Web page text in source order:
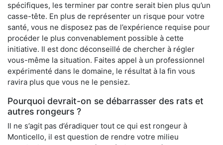
spécifiques, les terminer par contre serait bien plus qu’un
casse-tête. En plus de représenter un risque pour votre
santé, vous ne disposez pas de l’expérience requise pour
procéder le plus convenablement possible à cette
initiative. Il est donc déconseillé de chercher à régler
vous-même la situation. Faites appel à un professionnel
expérimenté dans le domaine, le résultat à la fin vous
ravira plus que vous ne le pensiez.
Pourquoi devrait-on se débarrasser des rats et
autres rongeurs ?
Il ne s’agit pas d’éradiquer tout ce qui est rongeur à
Monticello, il est question de rendre votre milieu